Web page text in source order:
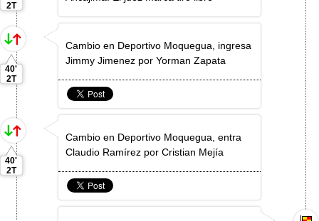
2T
40'
2T
Cambio en Deportivo Moquegua, ingresa
Jimmy Jimenez por Yorman Zapata
40'
2T
Cambio en Deportivo Moquegua, entra
Claudio Ramírez por Cristian Mejía